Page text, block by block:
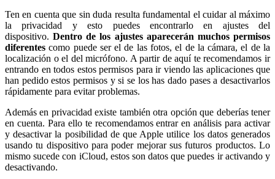
Ten en cuenta que sin duda resulta fundamental el cuidar al máximo
la privacidad y esto puedes encontrarlo en ajustes del
dispositivo.Dentro de los ajustes aparecerán muchos permisos
diferentescomo puede ser el de las fotos, el de la cámara, el de la
localización o el del micrófono. A partir de aquí te recomendamos ir
entrando en todos estos permisos para ir viendo las aplicaciones que
han pedido estos permisos y si se los has dado pases a desactivarlos
rápidamente para evitar problemas.
Además en privacidad existe también otra opción que deberías tener
en cuenta. Para ello te recomendamos entrar en análisis para activar
y desactivar la posibilidad de que Apple utilice los datos generados
usando tu dispositivo para poder mejorar sus futuros productos. Lo
mismo sucede con iCloud, estos son datos que puedes ir activando y
desactivando.